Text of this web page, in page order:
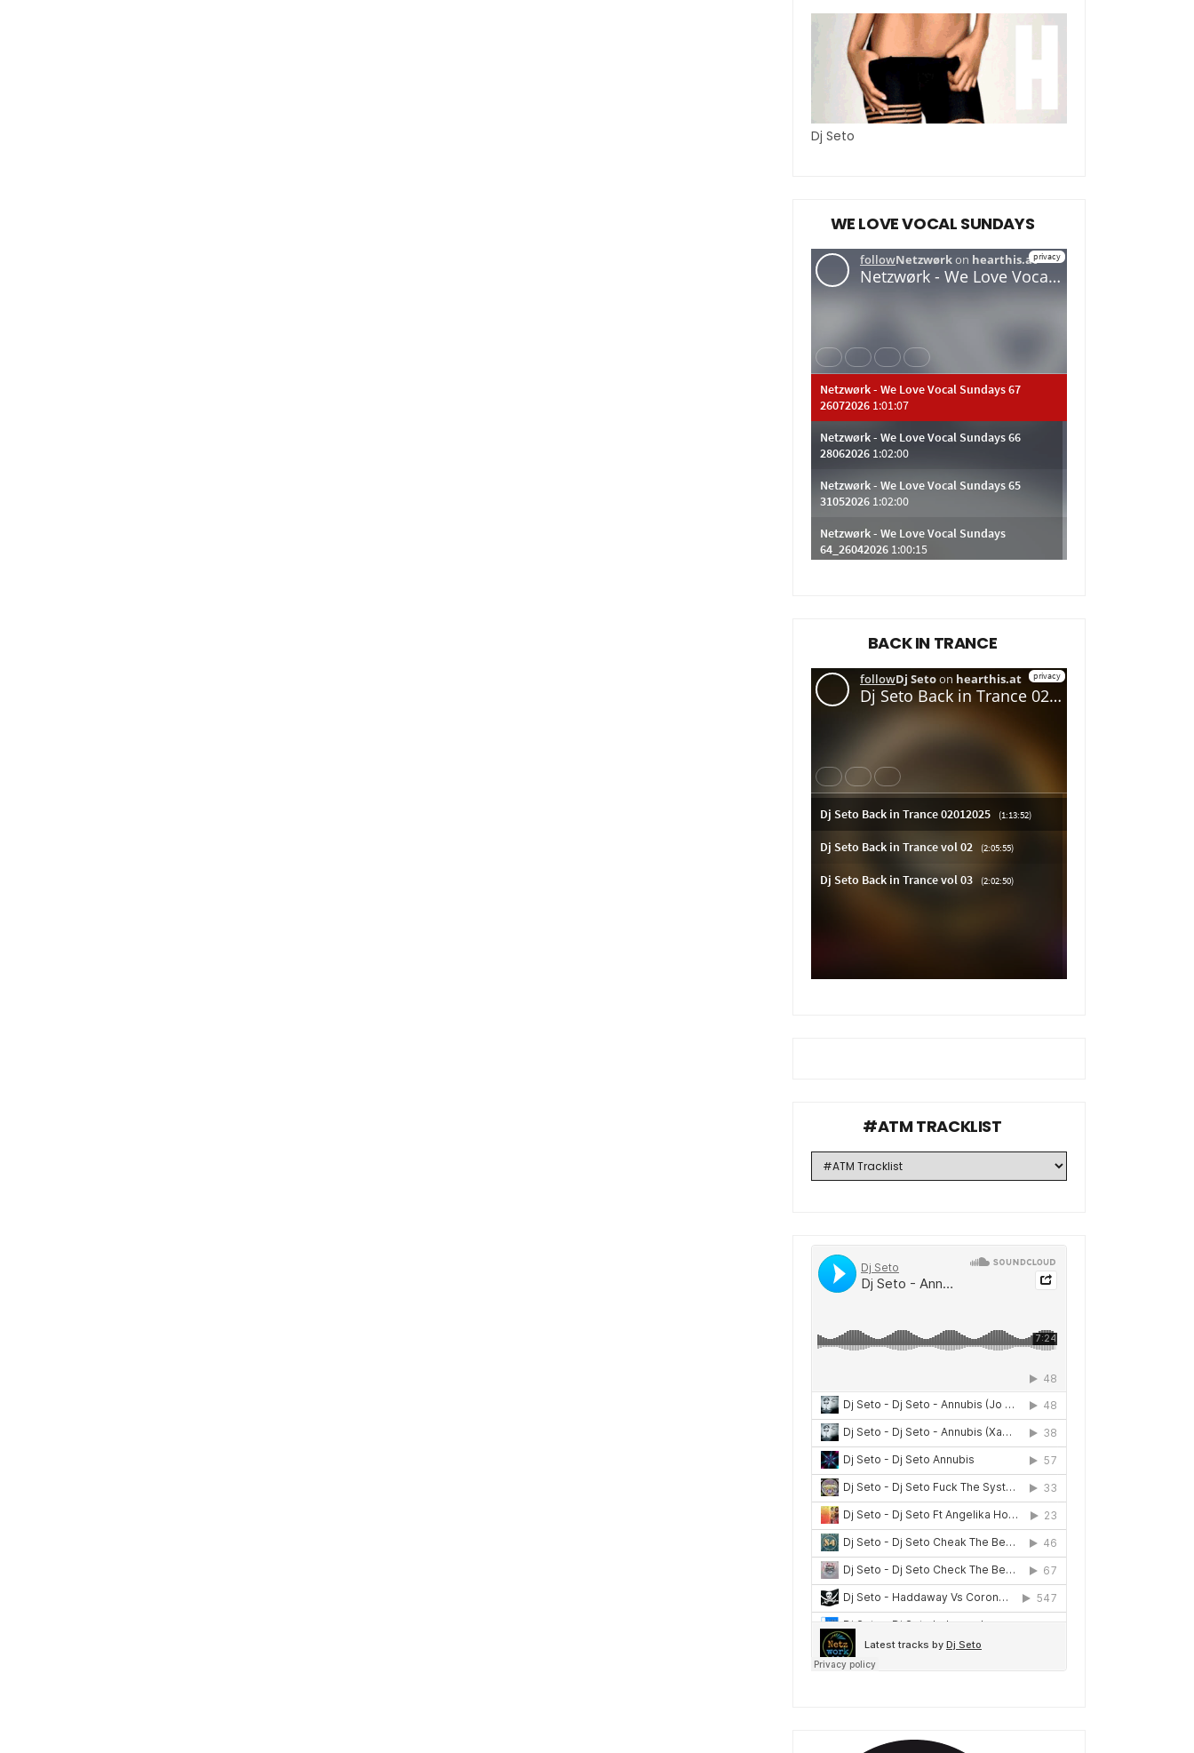
Dj Seto
WE LOVE VOCAL SUNDAYS
BACK IN TRANCE
#ATM TRACKLIST